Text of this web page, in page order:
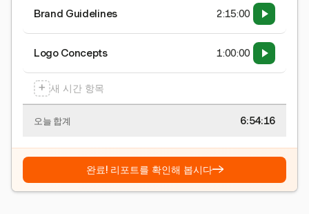
Brand Guidelines 2:15:00
Logo Concepts 1:00:00
+ 새 시간 항목
오늘 합계 6:54:16
완료! 리포트를 확인해 봅시다→